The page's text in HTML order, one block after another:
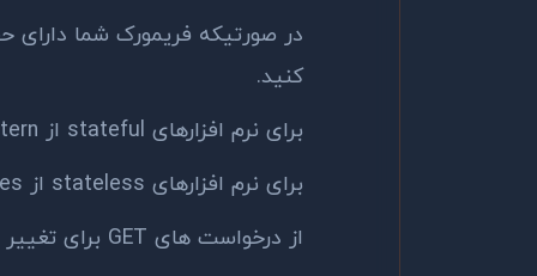
کنید.
برای نرم افزارهای stateful از synchronizer token pattern استفاده کنید.
برای نرم افزارهای stateless از double submit cookies استفاده کنید.
از درخواست های GET برای تغییر state استفاده نکنید.